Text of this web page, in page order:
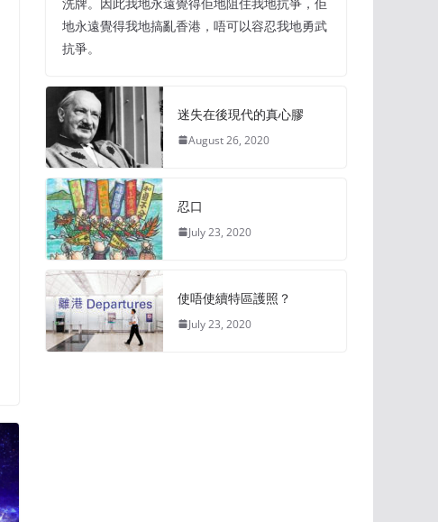
地永遠覺得我地搞亂香港，唔可以容忍我地勇武
抗爭。
迷失在後現代的真心膠
August 26, 2020
忍口
July 23, 2020
使唔使續特區護照？
July 23, 2020